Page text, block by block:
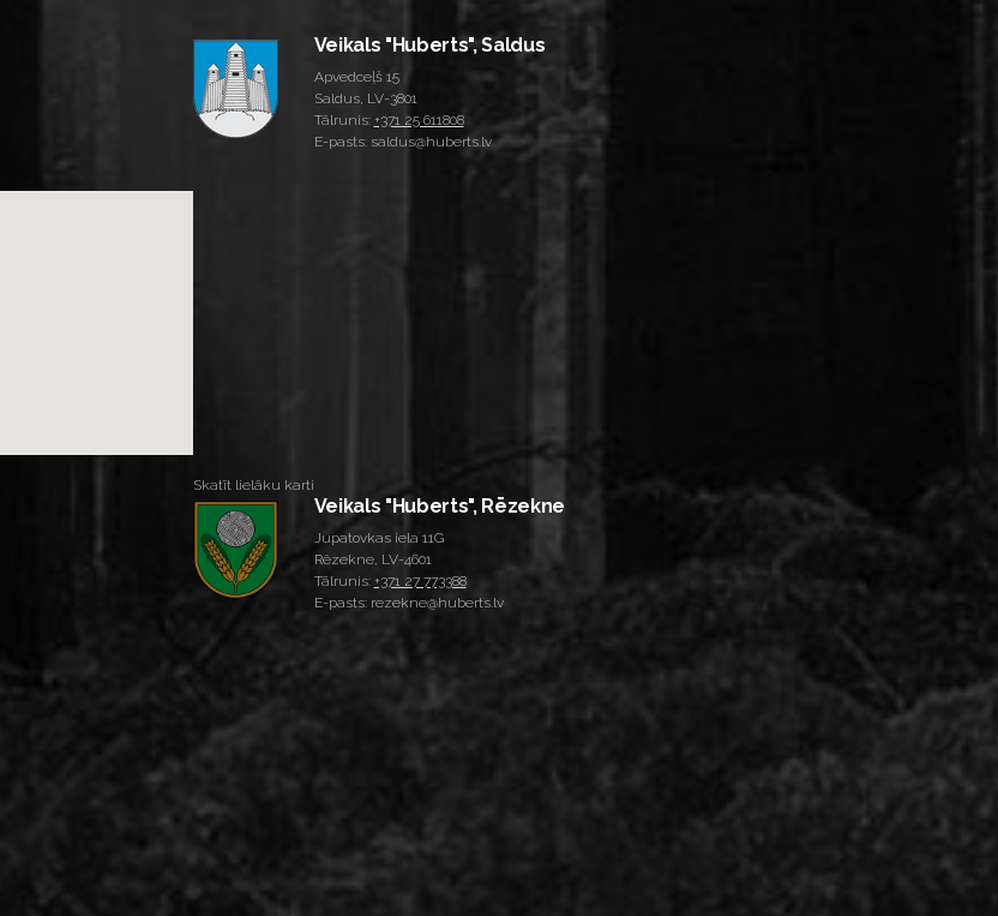
Veikals "Huberts", Saldus
Apvedceļš 15
Saldus, LV-3801
Tālrunis: +371 25 611808
E-pasts: saldus@huberts.lv
Skatīt lielāku karti
Veikals "Huberts", Rēzekne
Jupatovkas iela 11G
Rēzekne, LV-4601
Tālrunis: +371 27 773388
E-pasts: rezekne@huberts.lv